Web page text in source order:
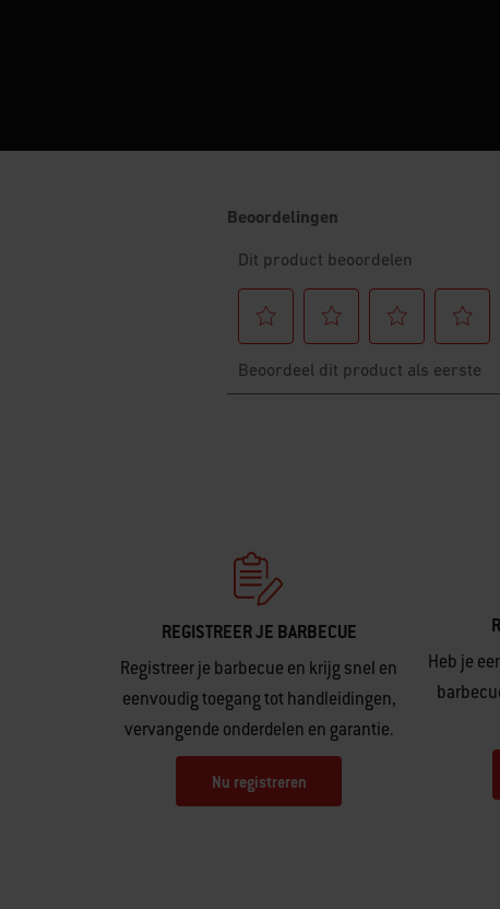
REGISTREER JE BARBECUE
Registreer je barbecue en krijg snel en
eenvoudig toegang tot handleidingen,
vervangende onderdelen en garantie.
Nu registreren
Heb je